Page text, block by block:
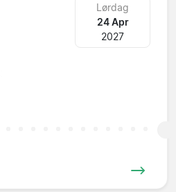
Lørdag
24 Apr
2027